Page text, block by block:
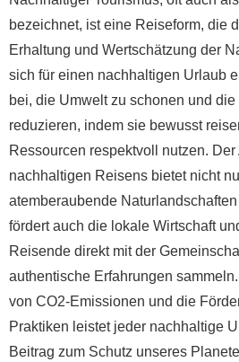
bezeichnet, ist eine Reiseform, die
Erhaltung und Wertschätzung der
sich für einen nachhaltigen Urlaub
bei, die Umwelt zu schonen und
reduzieren, indem sie bewusst
Ressourcen respektvoll nutzen. Der
nachhaltigen Reisens bietet nicht
atemberaubende
fördert auch die lokale Wirtschaft
Reisende direkt mit der
authentische Erfahrungen
von CO2-Emissionen und die
Praktiken leistet jeder nachhaltige
Beitrag zum Schutz unseres